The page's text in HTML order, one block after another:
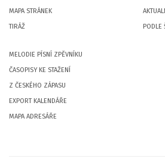
MAPA STRÁNEK
TIRÁŽ
PODLE
MELODIE PÍSNÍ ZPĚVNÍKU
ČASOPISY KE STAŽENÍ
Z ČESKÉHO ZÁPASU
EXPORT KALENDÁŘE
MAPA ADRESÁŘE